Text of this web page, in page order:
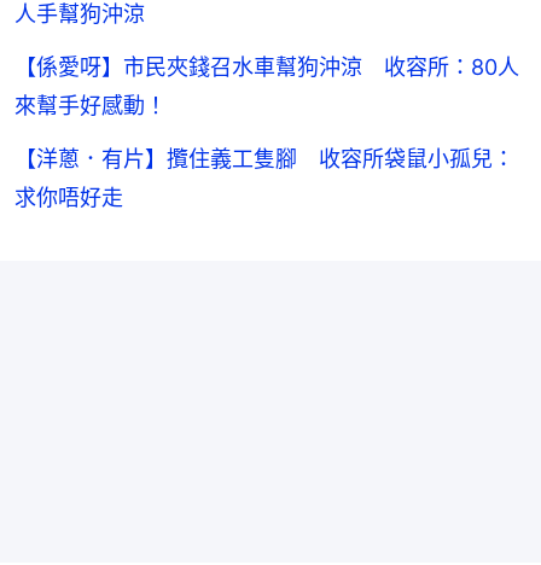
人手幫狗沖涼
【係愛呀】市民夾錢召水車幫狗沖涼 收容所：80人
來幫手好感動！
【洋蔥．有片】攬住義工隻腳 收容所袋鼠小孤兒：
求你唔好走